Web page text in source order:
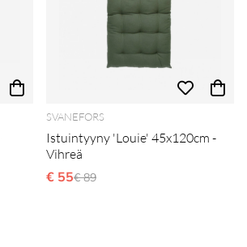
SVANEFORS
Istuintyyny 'Louie' 45x120cm -
Vihreä
€ 55Normaali hinta
€ 89